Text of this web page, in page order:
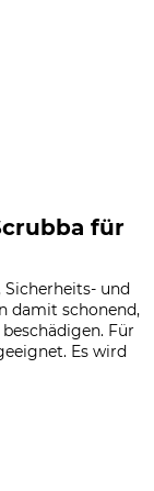
für
und
damit schonend,
Für
Es wird